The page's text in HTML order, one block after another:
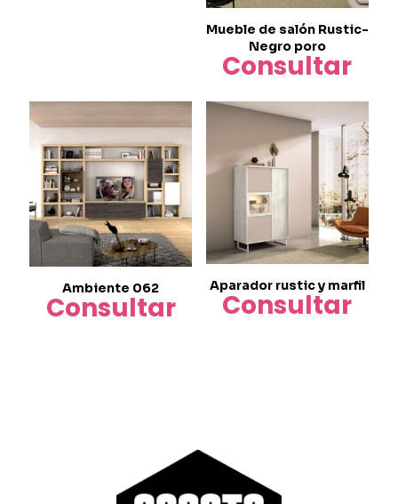
Mueble de salón Rustic-
Negro poro
Consultar
Ambiente 062
Consultar
Aparador rustic y marfil
Consultar